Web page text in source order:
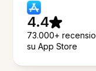
4.4
73.000+
su App Store